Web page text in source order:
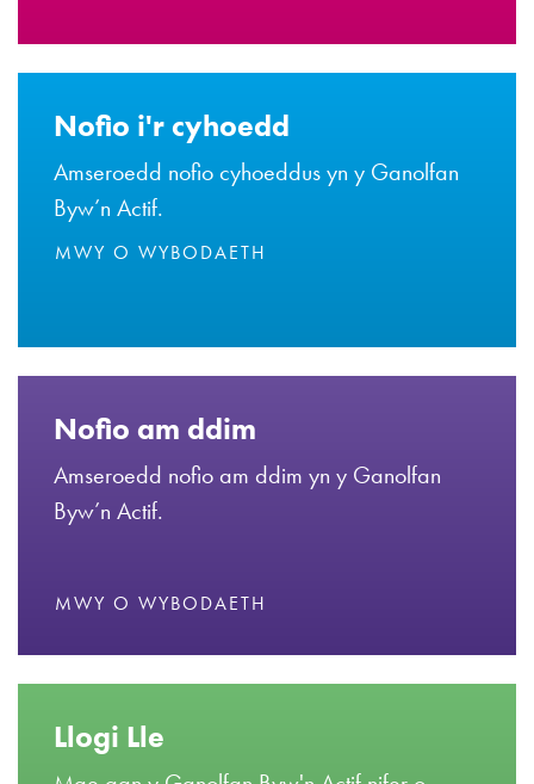
Nofio i'r cyhoedd
Amseroedd nofio cyhoeddus yn y Ganolfan
Byw’n Actif.
MWY O WYBODAETH
Nofio am ddim
Amseroedd nofio am ddim yn y Ganolfan
Byw’n Actif.
MWY O WYBODAETH
Llogi Lle